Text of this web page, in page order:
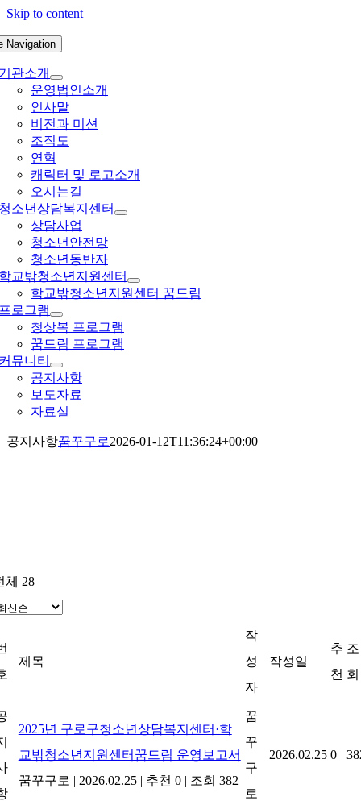
Skip to content
Navigation
관소개
운영법인소개
인사말
비전과 미션
조직도
연혁
캐릭터 및 로고소개
오시는길
소년상담복지센터
상담사업
청소년안전망
청소년동반자
교밖청소년지원센터
학교밖청소년지원센터 꿈드림
로그램
청상복 프로그램
꿈드림 프로그램
뮤니티
공지사항
보도자료
자료실
공지사항꿈꾸구로2026-01-12T11:36:24+00:00
체 28
제목
작
성
자
작성일
추
천
조
회
2025년 구로구청소년상담복지센터·학
교밖청소년지원센터꿈드림 운영보고서
꿈꾸구로 | 2026.02.25 | 추천 0 | 조회 382
꿈
꾸
구
로
2026.02.25 0